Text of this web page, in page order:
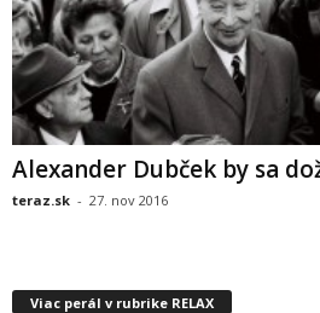
Alexander Dubček by sa
teraz.sk - 27. nov 2016
Viac perál v rubrike RELAX